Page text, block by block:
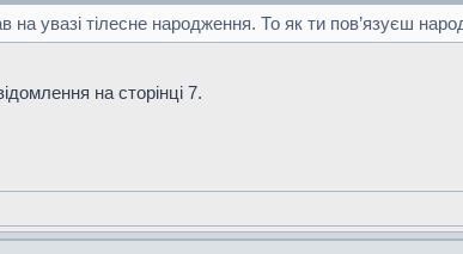
увазі тілесне народження. То як ти пов’язуєш
на сторінці 7.